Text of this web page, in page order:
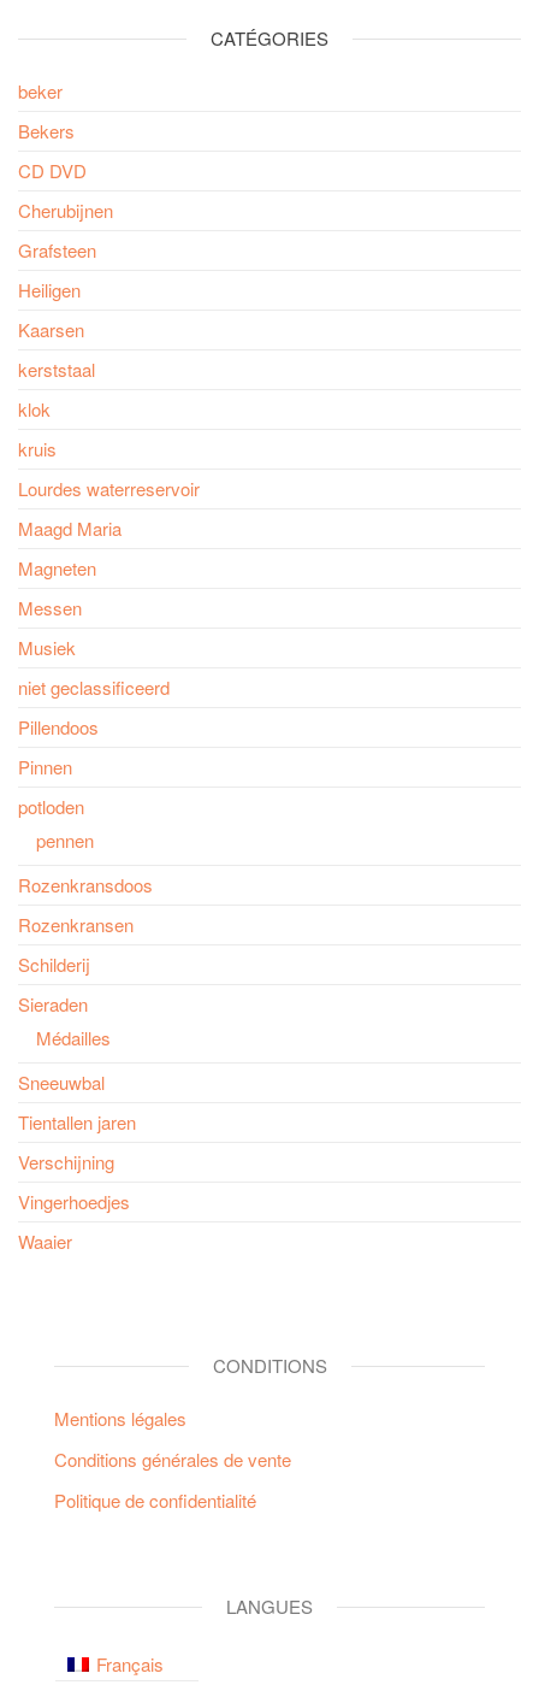
CATÉGORIES
beker
Bekers
CD DVD
Cherubijnen
Grafsteen
Heiligen
Kaarsen
kerststaal
klok
kruis
Lourdes waterreservoir
Maagd Maria
Magneten
Messen
Musiek
niet geclassificeerd
Pillendoos
Pinnen
potloden
pennen
Rozenkransdoos
Rozenkransen
Schilderij
Sieraden
Médailles
Sneeuwbal
Tientallen jaren
Verschijning
Vingerhoedjes
Waaier
CONDITIONS
Mentions légales
Conditions générales de vente
Politique de confidentialité
LANGUES
Français